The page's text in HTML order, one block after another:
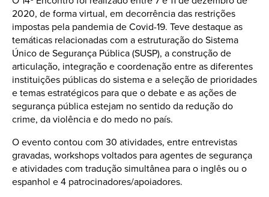
2020, de forma virtual, em decorrência das restrições
impostas pela pandemia de Covid-19. Teve destaque as
temáticas relacionadas com a estruturação do Sistema
Único de Segurança Pública (SUSP), a construção de
articulação, integração e coordenação entre as diferentes
instituições públicas do sistema e a seleção de prioridades
e temas estratégicos para que o debate e as ações de
segurança pública estejam no sentido da redução do
crime, da violência e do medo no país.
O evento contou com 30 atividades, entre entrevistas
gravadas, workshops voltados para agentes de segurança
e atividades com tradução simultânea para o inglês ou o
espanhol e 4 patrocinadores/apoiadores.